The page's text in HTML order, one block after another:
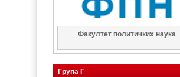
Факултет политичких наука
Група Г